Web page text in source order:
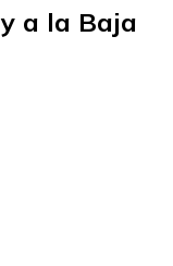
a la Baja